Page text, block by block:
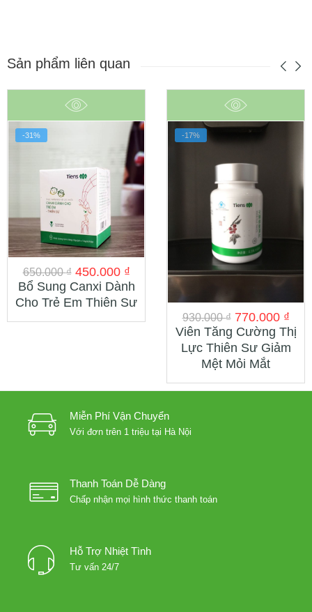
Sản phẩm liên quan
-31%
650.000₫ 450.000 ₫
Bổ Sung Canxi Dành
Cho Trẻ Em Thiên Sư
-17%
930.000₫ 770.000 ₫
Viên Tăng Cường Thị
Lực Thiên Sư Giảm
Mệt Mỏi Mắt
Miễn Phí Vận Chuyển
Với đơn trên 1 triệu tại Hà Nội
Thanh Toán Dễ Dàng
Chấp nhận mọi hình thức thanh toán
Hỗ Trợ Nhiệt Tình
Tư vấn 24/7